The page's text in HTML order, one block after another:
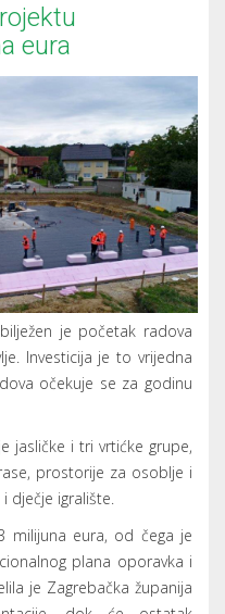
eura
je početak radova
Investicija je to vrijedna
očekuje se za godinu
jasličke i tri vrtićke grupe,
prostorije za osoblje i
dječje igralište.
milijuna eura, od čega je
plana oporavka i
je Zagrebačka županija